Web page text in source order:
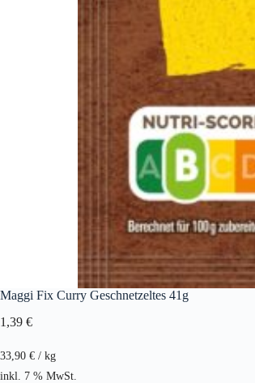
Maggi Fix Curry Geschnetzeltes 41g
1,39 €
33,90 € / kg
inkl. 7 % MwSt.